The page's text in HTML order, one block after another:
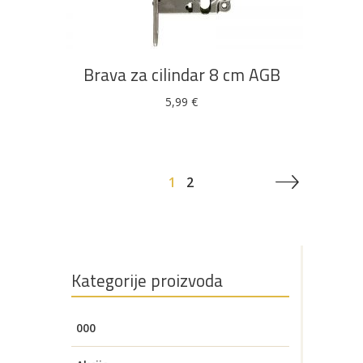
Brava za cilindar 8 cm AGB
5,99 €
1 2
Kategorije proizvoda
000